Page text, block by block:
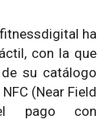
ha
con la que
su catálogo
(Near Field
pago con